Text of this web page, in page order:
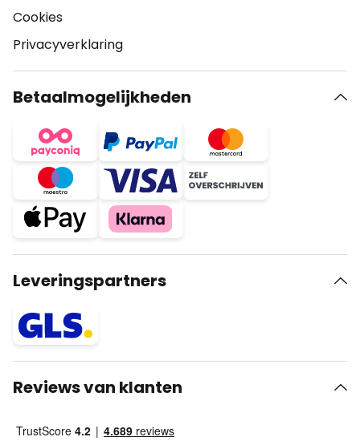
Cookies
Privacyverklaring
Betaalmogelijkheden
Leveringspartners
Reviews van klanten